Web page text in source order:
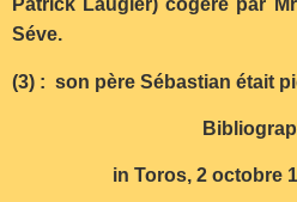
Patrick Laugier) cogéré par
Séve.
(3) : son père Sébastian était
in Toros, 2 octobre